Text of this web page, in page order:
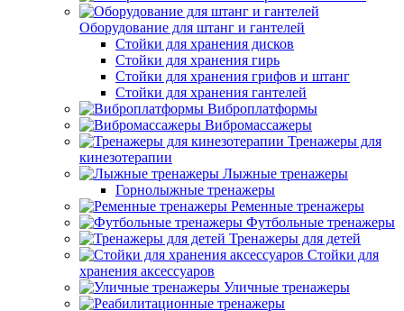
Оборудование для штанг и гантелей
Стойки для хранения дисков
Стойки для хранения гирь
Стойки для хранения грифов и штанг
Стойки для хранения гантелей
Виброплатформы
Вибромассажеры
Тренажеры для
кинезотерапии
Лыжные тренажеры
Горнолыжные тренажеры
Ременные тренажеры
Футбольные тренажеры
Тренажеры для детей
Стойки для
хранения аксессуаров
Уличные тренажеры